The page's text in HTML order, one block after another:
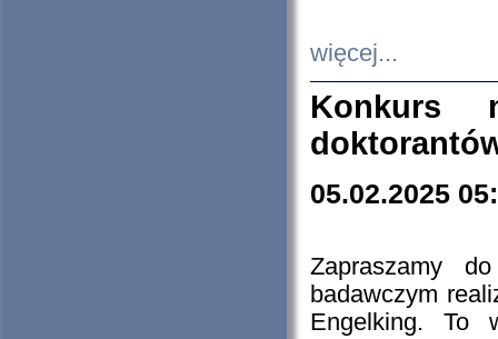
więcej...
Konkurs
05.02.2025
Zapraszamy
badawczym
Engelking. To